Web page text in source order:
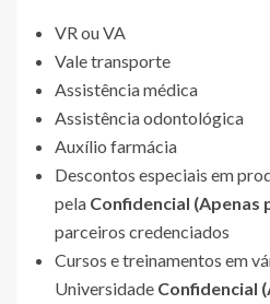
VR ou VA
Vale transporte
Assistência médica
Assistência odontológica
Auxílio farmácia
Descontos especiais em
pela Confidencial (Apenas
parceiros credenciados
Cursos e treinamentos em
Universidade Confidencial